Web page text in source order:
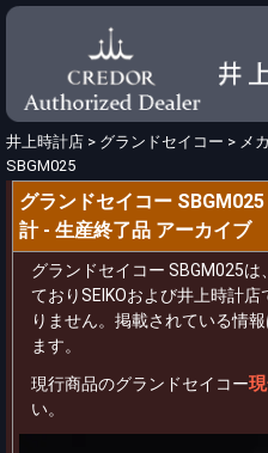
井上時計店 > グランドセイコー > メ
SBGM025
グランドセイコー
計 - 生産終了品 アーカイブ
グランドセイコー SBGM025
ておりSEIKOおよび井上時計
りません。掲載されている情
ます。
現行商品のグランドセイコー
い。